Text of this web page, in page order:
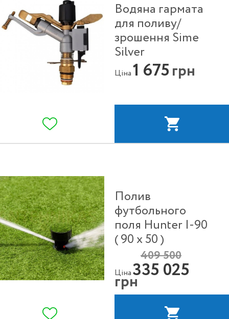
Водяна гармата
для поливу/
зрошення Sime
Silver
Ціна1 675грн
Полив
футбольного
поля Hunter I-90
( 90 х 50 )
Ціна
409 500
335 025
грн